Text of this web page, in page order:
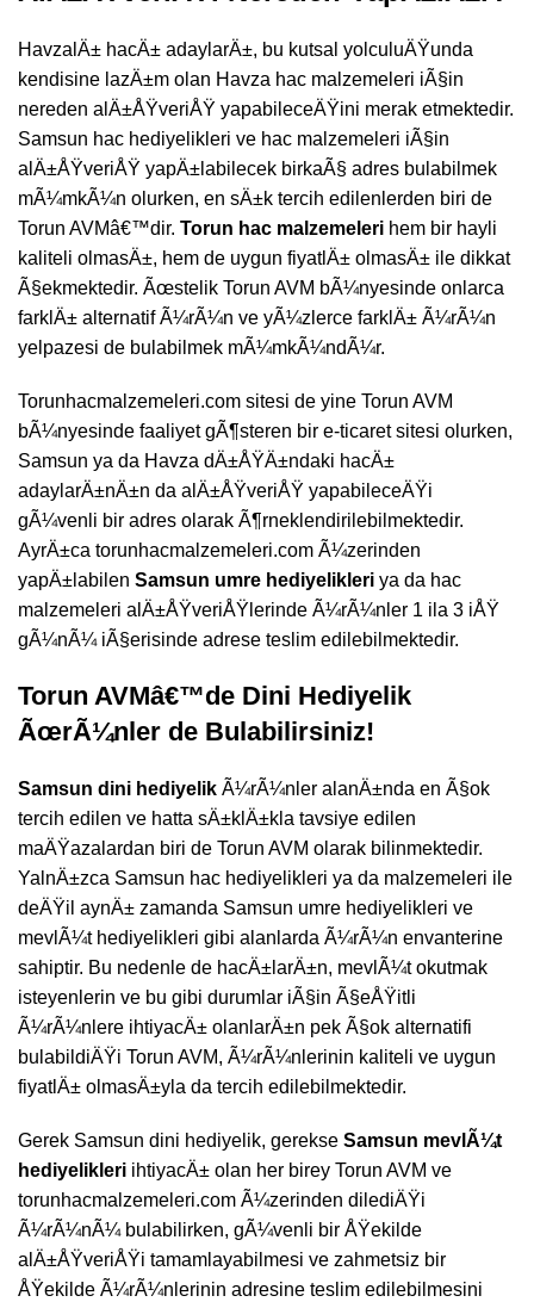
HavzalÄ± hacÄ± adaylarÄ±, bu kutsal yolculuÄŸunda
kendisine lazÄ±m olan Havza hac malzemeleri iÃ§in
nereden alÄ±ÅŸveriÅŸ yapabileceÄŸini merak etmektedir.
Samsun hac hediyelikleri ve hac malzemeleri iÃ§in
alÄ±ÅŸveriÅŸ yapÄ±labilecek birkaÃ§ adres bulabilmek
mÃ¼mkÃ¼n olurken, en sÄ±k tercih edilenlerden biri de
Torun AVMâ€™dir. Torun hac malzemeleri hem bir hayli
kaliteli olmasÄ±, hem de uygun fiyatlÄ± olmasÄ± ile dikkat
Ã§ekmektedir. Ãœstelik Torun AVM bÃ¼nyesinde onlarca
farklÄ± alternatif Ã¼rÃ¼n ve yÃ¼zlerce farklÄ± Ã¼rÃ¼n
yelpazesi de bulabilmek mÃ¼mkÃ¼ndÃ¼r.
Torunhacmalzemeleri.com sitesi de yine Torun AVM
bÃ¼nyesinde faaliyet gÃ¶steren bir e-ticaret sitesi olurken,
Samsun ya da Havza dÄ±ÅŸÄ±ndaki hacÄ±
adaylarÄ±nÄ±n da alÄ±ÅŸveriÅŸ yapabileceÄŸi
gÃ¼venli bir adres olarak Ã¶rneklendirilebilmektedir.
AyrÄ±ca torunhacmalzemeleri.com Ã¼zerinden
yapÄ±labilen Samsun umre hediyelikleri ya da hac
malzemeleri alÄ±ÅŸveriÅŸlerinde Ã¼rÃ¼nler 1 ila 3 iÅŸ
gÃ¼nÃ¼ iÃ§erisinde adrese teslim edilebilmektedir.
Torun AVMâ€™de Dini Hediyelik
ÃœrÃ¼nler de Bulabilirsiniz!
Samsun dini hediyelik Ã¼rÃ¼nler alanÄ±nda en Ã§ok
tercih edilen ve hatta sÄ±klÄ±kla tavsiye edilen
maÄŸazalardan biri de Torun AVM olarak bilinmektedir.
YalnÄ±zca Samsun hac hediyelikleri ya da malzemeleri ile
deÄŸil aynÄ± zamanda Samsun umre hediyelikleri ve
mevlÃ¼t hediyelikleri gibi alanlarda Ã¼rÃ¼n envanterine
sahiptir. Bu nedenle de hacÄ±larÄ±n, mevlÃ¼t okutmak
isteyenlerin ve bu gibi durumlar iÃ§in Ã§eÅŸitli
Ã¼rÃ¼nlere ihtiyacÄ± olanlarÄ±n pek Ã§ok alternatifi
bulabildiÄŸi Torun AVM, Ã¼rÃ¼nlerinin kaliteli ve uygun
fiyatlÄ± olmasÄ±yla da tercih edilebilmektedir.
Gerek Samsun dini hediyelik, gerekse Samsun mevlÃ¼t
hediyelikleri ihtiyacÄ± olan her birey Torun AVM ve
torunhacmalzemeleri.com Ã¼zerinden dilediÄŸi
Ã¼rÃ¼nÃ¼ bulabilirken, gÃ¼venli bir ÅŸekilde
alÄ±ÅŸveriÅŸi tamamlayabilmesi ve zahmetsiz bir
ÅŸekilde Ã¼rÃ¼nlerinin adresine teslim edilebilmesini